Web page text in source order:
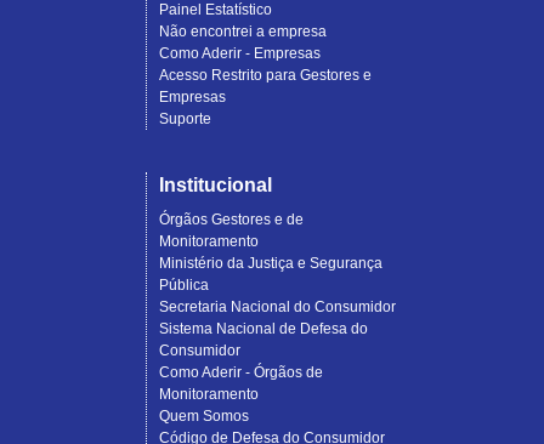
Painel Estatístico
Não encontrei a empresa
Como Aderir - Empresas
Acesso Restrito para Gestores e
Empresas
Suporte
Institucional
Órgãos Gestores e de
Monitoramento
Ministério da Justiça e Segurança
Pública
Secretaria Nacional do Consumidor
Sistema Nacional de Defesa do
Consumidor
Como Aderir - Órgãos de
Monitoramento
Quem Somos
Código de Defesa do Consumidor